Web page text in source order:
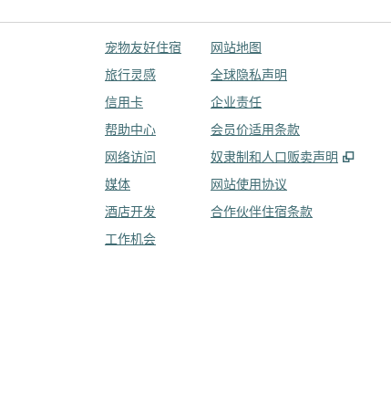
宠物友好住宿
旅行灵感
信用卡
帮助中心
网络访问
媒体
酒店开发
工作机会
网站地图
全球隐私声明
企业责任
会员价适用条款
奴隶制和人口贩卖声明
,
网站使用协议
合作伙伴住宿条款